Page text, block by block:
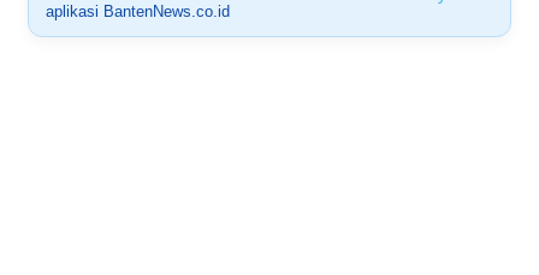
aplikasi BantenNews.co.id